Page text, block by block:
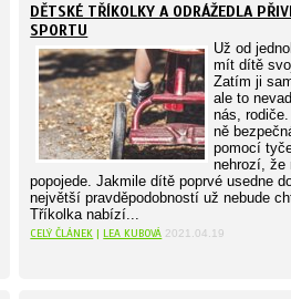
DĚTSKÉ TŘÍKOLKY A ODRÁŽEDLA
SPORTU
Už od
mít dítě
Zatím ji
ale to
nás,
ně
pomocí
nehrozí, že
popojede. Jakmile dítě poprvé usedne
největší pravděpodobností už nebude
Tříkolka nabízí...
CELÝ ČLÁNEK | LEA KUBOVÁ 2021.04.19